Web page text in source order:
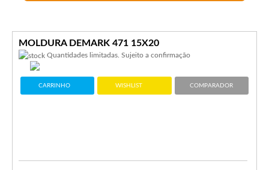
MOLDURA DEMARK 471 15X20
Quantidades limitadas. Sujeito a confirmação
CARRINHO WISHLIST COMPARADOR